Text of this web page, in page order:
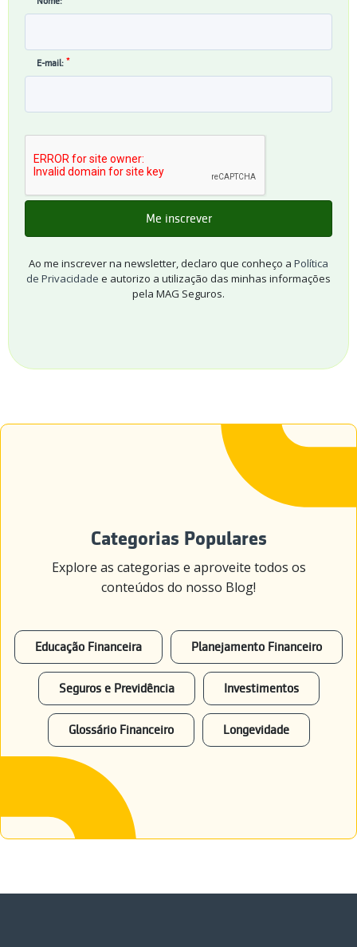
E-mail: *
Ao me inscrever na newsletter, declaro que conheço a Política
de Privacidade e autorizo a utilização das minhas informações
pela MAG Seguros.
Categorias Populares
Explore as categorias e aproveite todos os
conteúdos do nosso Blog!
Educação Financeira Planejamento Financeiro
Seguros e Previdência Investimentos
Glossário Financeiro Longevidade